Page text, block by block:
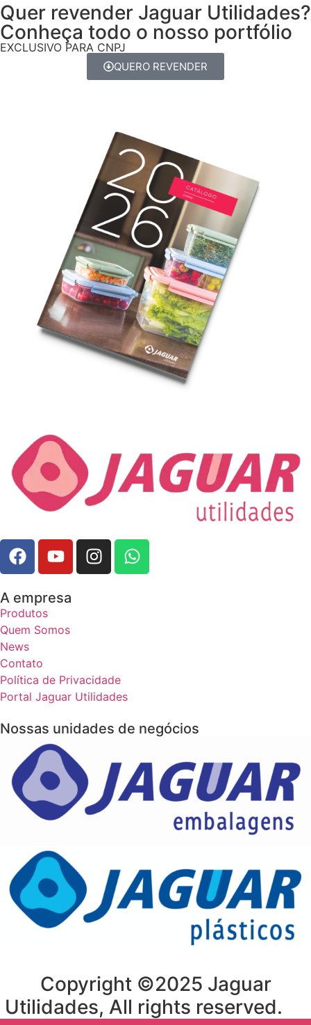
Quer revender Jaguar Utilidades?
Conheça todo o nosso portfólio
EXCLUSIVO PARA CNPJ
QUERO REVENDER
A empresa
Produtos
Quem Somos
News
Contato
Política de Privacidade
Portal Jaguar Utilidades
Nossas unidades de negócios
Copyright ©2025 Jaguar
Utilidades, All rights reserved.